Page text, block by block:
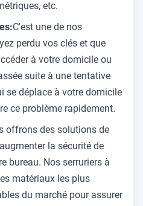
etc.
C'est une de nos
perdu vos clés et que
à votre domicile ou
suite à une tentative
se déplace à votre domicile
ce problème rapidement.
offrons des solutions de
la sécurité de
bureau. Nos serruriers à
matériaux les plus
du marché pour assurer